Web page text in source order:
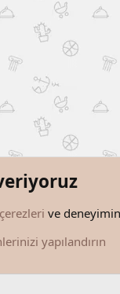
çerezleri ve
yapılandırın